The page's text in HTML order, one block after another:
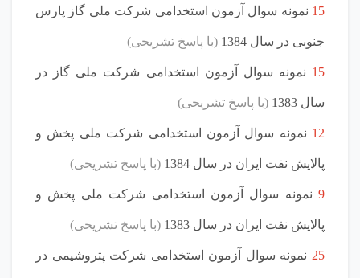
15 نمونه سوال آزمون استخدامی شرکت ملی گاز پارس
جنوبی در سال 1384 (با پاسخ تشریحی)
15 نمونه سوال آزمون استخدامی شرکت ملی گاز در
سال 1383 (با پاسخ تشریحی)
12 نمونه سوال آزمون استخدامی شرکت ملی پخش و
پالایش نفت ایران در سال 1384 (با پاسخ تشریحی)
9 نمونه سوال آزمون استخدامی شرکت ملی پخش و
پالایش نفت ایران در سال 1383 (با پاسخ تشریحی)
25 نمونه سوال آزمون استخدامی شرکت پتروشیمی در